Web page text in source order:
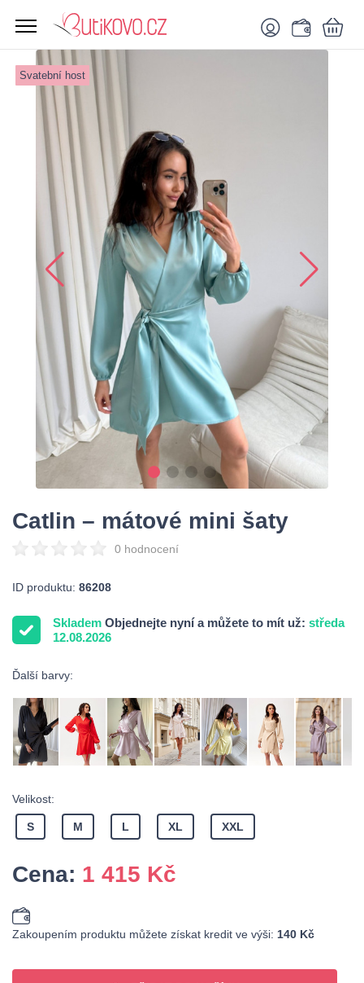
Svatební host
Catlin – mátové mini šaty
0 hodnocení
ID produktu: 86208
Skladem Objednejte nyní a můžete to mít už: středa
12.08.2026
Ďalší barvy:
Velikost:
S M L XL XXL
Cena: 1 415 Kč
Zakoupením produktu můžete získat kredit ve výši: 140 Kč